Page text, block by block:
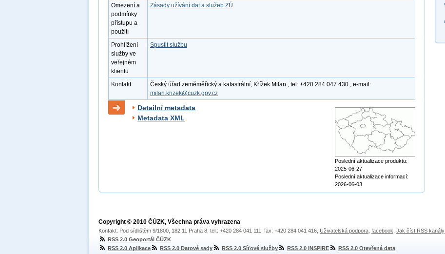
Omezení a
podmínky
přístupu a
použití
Zásady užívání dat a služeb ZÚ
Prohlížení
služby ve
veřejném
klientu
Spustit službu
Kontakt
Český úřad zeměměřický a katastrální, Křížek Milan , tel: +420 284 047 430 , e-mail:
milan.krizek@cuzk.gov.cz
Detailní metadata
Metadata XML
Poslední aktualizace produktu:
2025-06-27
Poslední aktualizace informací:
2026-06-03
Copyright © 2010 ČÚZK, Všechna práva vyhrazena
Kontakt: Pod sídlištěm 9/1800, 182 11 Praha 8, tel.: +420 284 041 111, fax: +420 284 041 416, Uživatelská podpora facebook Jak číst RSS kanály
RSS 2.0 Geoportál ČÚZK
RSS 2.0 Aplikace
RSS 2.0 Datové sady RSS 2.0 Síťové služby RSS 2.0 INSPIRE RSS 2.0 Otevřená data